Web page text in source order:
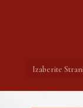
Izaberite